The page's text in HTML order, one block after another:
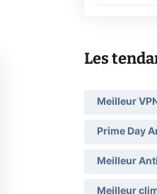
Les
Meilleur VPN
Prime Day
Meilleur
Meilleur